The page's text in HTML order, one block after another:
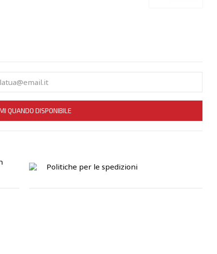
QUANDO DISPONIBILE
Politiche per le spedizioni